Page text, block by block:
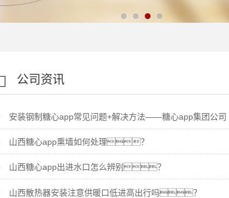
公司资讯
安装钢制糖心app常见问题+解决方法——糖心app集团公司
山西糖心app熏墙如何处理？
山西糖心app出进水口怎么辨别？
山西散热器安装注意供暖口低进高出行吗？